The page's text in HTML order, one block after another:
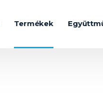
Termékek